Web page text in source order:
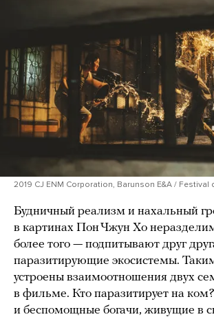
2019 CJ ENM Corporation, Barunson E&A / Festival
Будничный реализм и нахальный
в картинах Пон Чжун Хо
более того — подпитывают друг
паразитирующие экосистемы.
устроены взаимоотношения двух
в фильме. Кто паразитирует на
и беспомощные богачи, живущие в